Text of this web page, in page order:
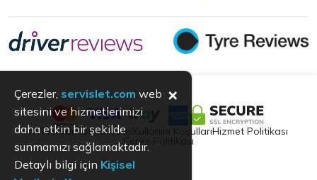
KVKKAydınlatma Metni Kullanım KoşullarıHizmet Politikası
Çerez Politikası
Çerezler, servislet.com web
sitesini ve hizmetlerimizi
daha etkin bir şekilde
sunmamızı sağlamaktadır.
Detaylı bilgi için Kişisel
×